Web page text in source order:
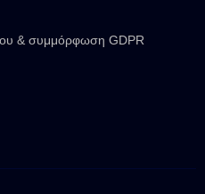
& συμμόρφωση GDPR